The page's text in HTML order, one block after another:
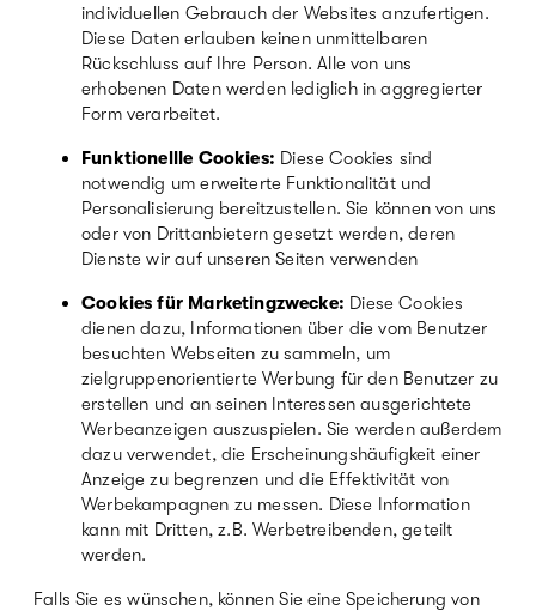
individuellen Gebrauch der Websites anzufertigen.
Diese Daten erlauben keinen unmittelbaren
Rückschluss auf Ihre Person. Alle von uns
erhobenen Daten werden lediglich in aggregierter
Form verarbeitet.
Funktionellle Cookies: Diese Cookies sind
notwendig um erweiterte Funktionalität und
Personalisierung bereitzustellen. Sie können von uns
oder von Drittanbietern gesetzt werden, deren
Dienste wir auf unseren Seiten verwenden
Cookies für Marketingzwecke: Diese Cookies
dienen dazu, Informationen über die vom Benutzer
besuchten Webseiten zu sammeln, um
zielgruppenorientierte Werbung für den Benutzer zu
erstellen und an seinen Interessen ausgerichtete
Werbeanzeigen auszuspielen. Sie werden außerdem
dazu verwendet, die Erscheinungshäufigkeit einer
Anzeige zu begrenzen und die Effektivität von
Werbekampagnen zu messen. Diese Information
kann mit Dritten, z.B. Werbetreibenden, geteilt
werden.
Falls Sie es wünschen, können Sie eine Speicherung von